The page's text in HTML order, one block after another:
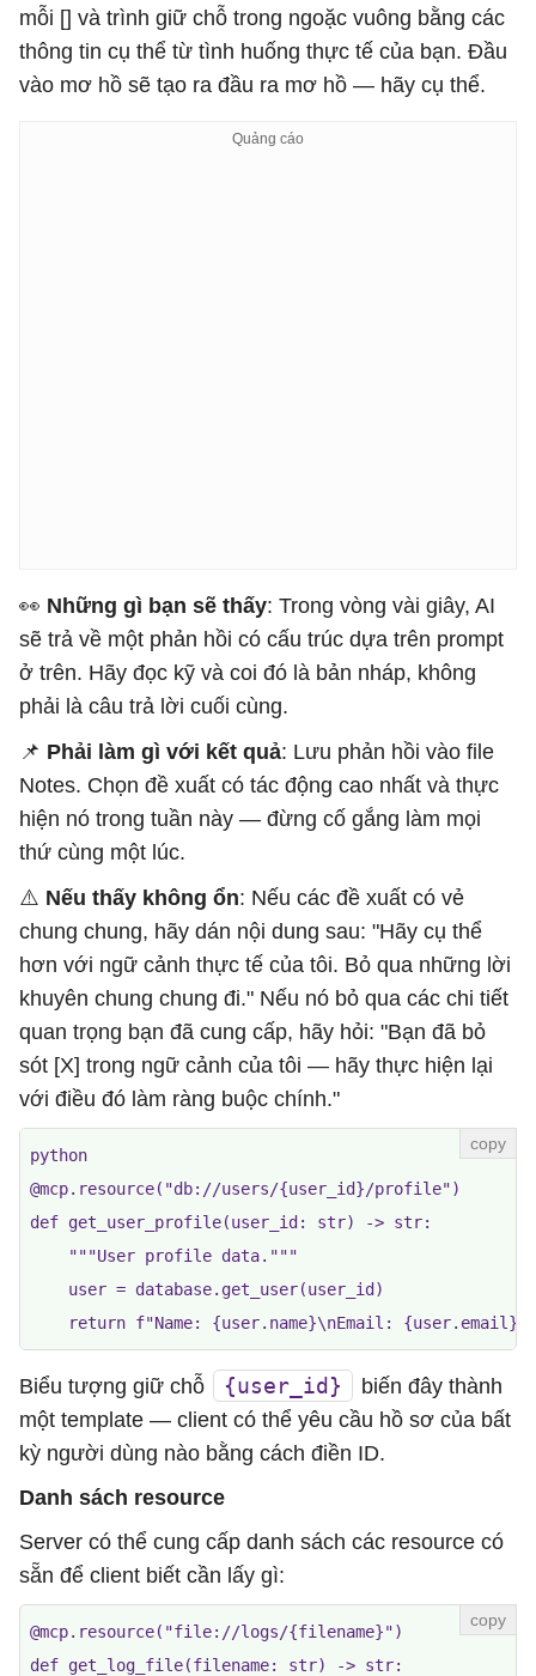
mỗi [] và trình giữ chỗ trong ngoặc vuông bằng các
thông tin cụ thể từ tình huống thực tế của bạn. Đầu
vào mơ hồ sẽ tạo ra đầu ra mơ hồ — hãy cụ thể.
👀 Những gì bạn sẽ thấy: Trong vòng vài giây, AI
sẽ trả về một phản hồi có cấu trúc dựa trên prompt
ở trên. Hãy đọc kỹ và coi đó là bản nháp, không
phải là câu trả lời cuối cùng.
📌 Phải làm gì với kết quả: Lưu phản hồi vào file
Notes. Chọn đề xuất có tác động cao nhất và thực
hiện nó trong tuần này — đừng cố gắng làm mọi
thứ cùng một lúc.
⚠️ Nếu thấy không ổn: Nếu các đề xuất có vẻ
chung chung, hãy dán nội dung sau: "Hãy cụ thể
hơn với ngữ cảnh thực tế của tôi. Bỏ qua những lời
khuyên chung chung đi." Nếu nó bỏ qua các chi tiết
quan trọng bạn đã cung cấp, hãy hỏi: "Bạn đã bỏ
sót [X] trong ngữ cảnh của tôi — hãy thực hiện lại
với điều đó làm ràng buộc chính."
python
@mcp.resource("db://users/{user_id}/profile")
def get_user_profile(user_id: str) -> str:
    """User profile data."""
    user = database.get_user(user_id)
return f"Name: {user.name}\nEmail:
Biểu tượng giữ chỗ {user_id}
biến đây thành
một template — client có thể yêu cầu hồ sơ của bất
kỳ người dùng nào bằng cách điền ID.
Danh sách resource
Server có thể cung cấp danh sách các resource có
sẵn để client biết cần lấy gì:
@mcp.resource("file://logs/{filename}")
def get_log_file(filename: str) -> str: